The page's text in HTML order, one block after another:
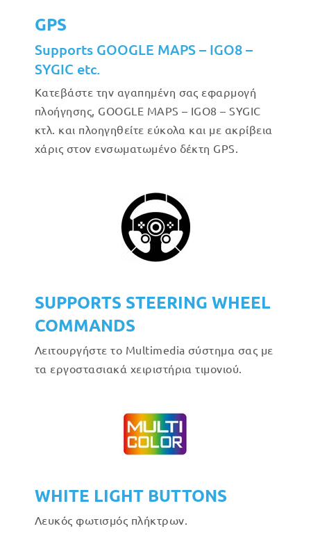
GPS
Supports GOOGLE MAPS – IGO8 –
SYGIC etc.
Κατεβάστε την αγαπημένη σας εφαρμογή
πλοήγησης, GOOGLE MAPS – IGO8 – SYGIC
κτλ. και πλοηγηθείτε εύκολα και με ακρίβεια
χάρις στον ενσωματωμένο δέκτη GPS.
SUPPORTS STEERING WHEEL
COMMANDS
Λειτουργήστε το Multimedia σύστημα σας με
τα εργοστασιακά χειριστήρια τιμονιού.
WHITE LIGHT BUTTONS
Λευκός φωτισμός πλήκτρων.